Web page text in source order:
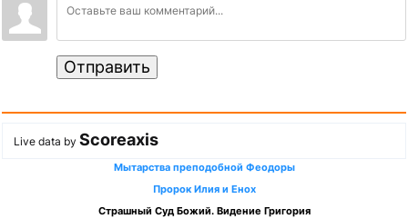
Отправить
Live data by Scoreaxis
Мытарства преподобной Феодоры
Пророк Илия и Енох
Страшный Суд Божий. Видение Григория